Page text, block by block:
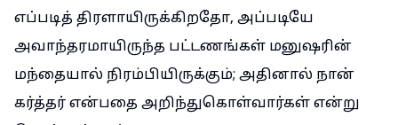
எப்படித் திரளாயிருக்கிறதோ, அப்படியே
அவாந்தரமாயிருந்த பட்டணங்கள் மனுஷரின்
மந்தையால் நிரம்பியிருக்கும்; அதினால் நான்
கர்த்தர் என்பதை அறிந்துகொள்வார்கள் என்று